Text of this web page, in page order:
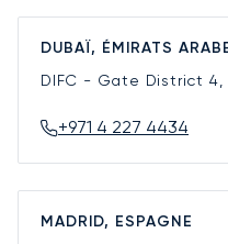
DUBAÏ, ÉMIRATS
DIFC - Gate District 4,
+971 4 227 4434
MADRID, ESPAGNE